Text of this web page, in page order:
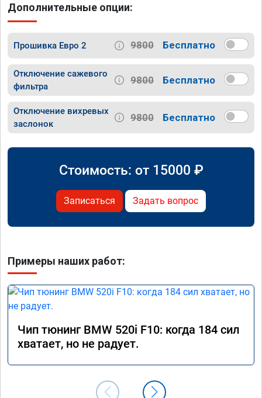
Дополнительные опции:
Прошивка Евро 2 9800 Бесплатно
Отключение сажевого
фильтра
9800 Бесплатно
Отключение вихревых
заслонок
9800 Бесплатно
Стоимость: от 15000 ₽
Записаться Задать вопрос
Примеры наших работ:
Чип тюнинг BMW 520i F10: когда 184 сил
хватает, но не радует.